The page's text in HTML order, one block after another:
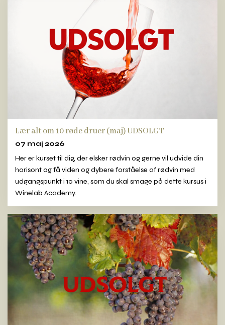
Lær alt om 10 røde druer (maj) UDSOLGT
07 maj 2026
Her er kurset til dig, der elsker rødvin og gerne vil udvide din
horisont og få viden og dybere forståelse af rødvin med
udgangspunkt i 10 vine, som du skal smage på dette kursus i
Winelab Academy.